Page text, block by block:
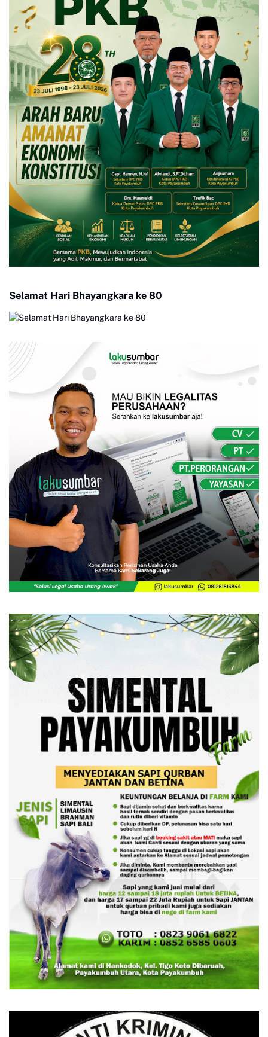
Selamat Hari Bhayangkara ke 80